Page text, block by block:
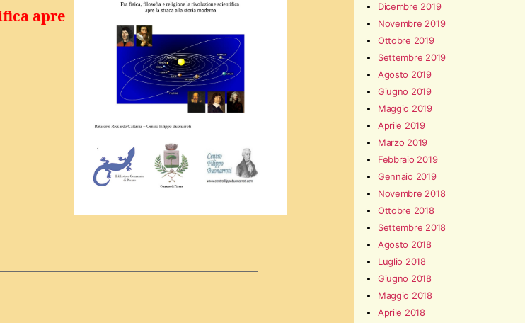
Dicembre 2019
Novembre 2019
Ottobre 2019
Settembre 2019
Agosto 2019
Giugno 2019
Maggio 2019
Aprile 2019
Marzo 2019
Febbraio 2019
Gennaio 2019
Novembre 2018
Ottobre 2018
Settembre 2018
Agosto 2018
Luglio 2018
Giugno 2018
Maggio 2018
Aprile 2018
apre